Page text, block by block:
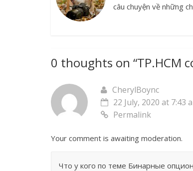
câu chuyện về những
0 thoughts on “TP.HCM
CherylBoync
22 July, 2020 at 7:43
Permalink
Your comment is awaiting moderation.
Что у кого по теме Бинарные